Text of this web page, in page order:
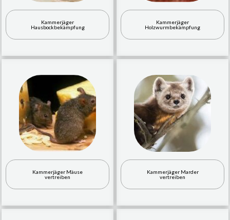
Kammerjäger
Hausbockbekämpfung
Kammerjäger
Holzwurmbekämpfung
Kammerjäger Mäuse
vertreiben
Kammerjäger Marder
vertreiben